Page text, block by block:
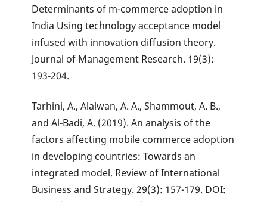
Determinants of m-commerce adoption in
India Using technology acceptance model
infused with innovation diffusion theory.
Journal of Management Research. 19(3):
193-204.
Tarhini, A., Alalwan, A. A., Shammout, A. B.,
and Al-Badi, A. (2019). An analysis of the
factors affecting mobile commerce adoption
in developing countries: Towards an
integrated model. Review of International
Business and Strategy. 29(3): 157-179. DOI: